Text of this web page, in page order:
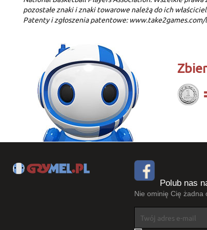
pozostałe znaki i znaki towarowe należą do ich
Patenty i zgłoszenia patentowe: www.take2games.com/
Polub nas
Nie ominię Cię żadna